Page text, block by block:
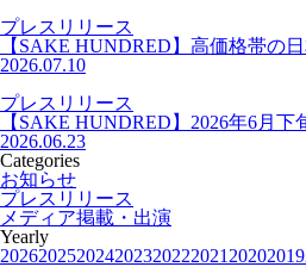
プレスリリース
【SAKE HUNDRED】高価格帯の
2026.07.10
プレスリリース
【SAKE HUNDRED】2026年6月
2026.06.23
Categories
お知らせ
プレスリリース
メディア掲載・出演
Yearly
202620252024202320222021 20202019